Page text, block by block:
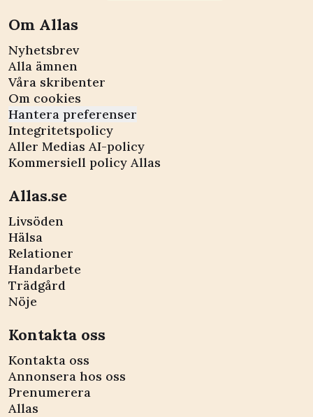
Om Allas
Nyhetsbrev
Alla ämnen
Våra skribenter
Om cookies
Hantera preferenser
Integritetspolicy
Aller Medias AI-policy
Kommersiell policy Allas
Allas.se
Livsöden
Hälsa
Relationer
Handarbete
Trädgård
Nöje
Kontakta oss
Kontakta oss
Annonsera hos oss
Prenumerera
Allas